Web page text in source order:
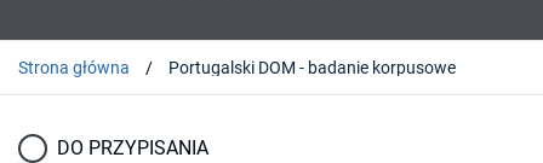
Strona główna Portugalski DOM - badanie korpusowe
DO PRZYPISANIA